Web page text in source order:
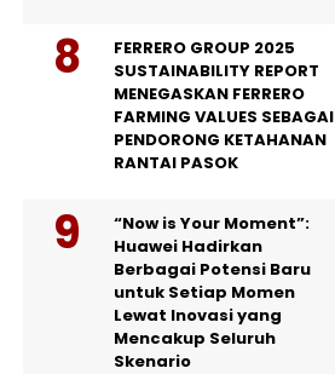
FERRERO GROUP 2025
SUSTAINABILITY REPORT
MENEGASKAN FERRERO
FARMING VALUES SEBAGAI
PENDORONG KETAHANAN
RANTAI PASOK
“Now is Your Moment”:
Huawei Hadirkan
Berbagai Potensi Baru
untuk Setiap Momen
Lewat Inovasi yang
Mencakup Seluruh
Skenario